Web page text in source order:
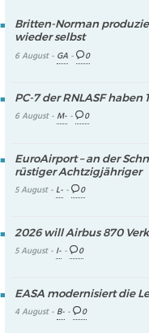
Britten-Norman
wieder selbst
6 August - GA- 0
PC-7 der RNLASF
6 August -M-- 0
EuroAirport – an der
rüstiger Achtzigjähriger
5 August - L-- 0
2026 will Airbus 870
5 August - I-- 0
EASA modernisiert die
4 August - B-- 0